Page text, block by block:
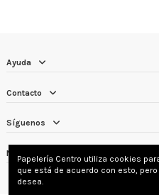
Ayuda
Contacto
Síguenos
Newsletter
Papelería Centro utiliza cookies
que está de acuerdo con esto,
desea.